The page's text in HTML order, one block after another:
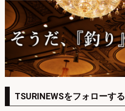
TSURINEWSをフォローする